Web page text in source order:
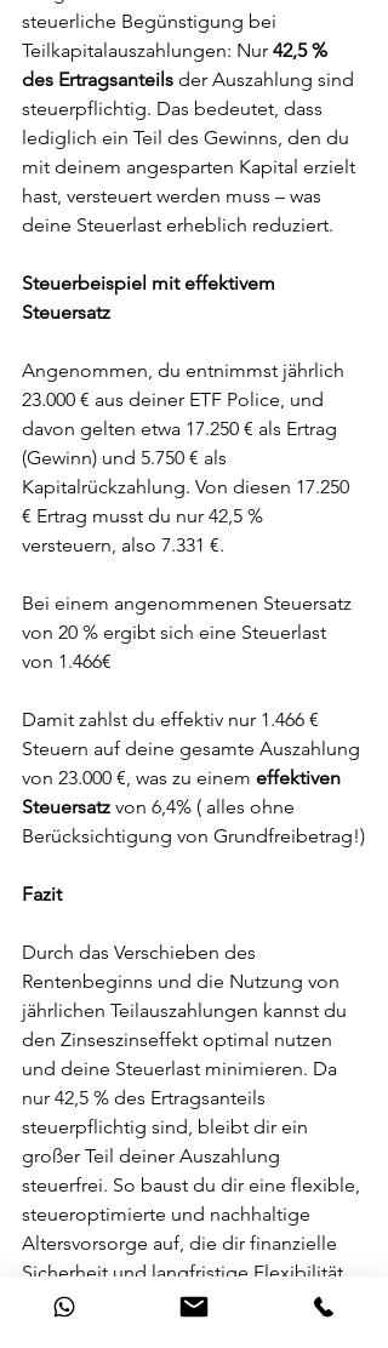
steuerliche Begünstigung bei
Teilkapitalauszahlungen: Nur 42,5 %
des Ertragsanteils der Auszahlung sind
steuerpflichtig. Das bedeutet, dass
lediglich ein Teil des Gewinns, den du
mit deinem angesparten Kapital erzielt
hast, versteuert werden muss – was
deine Steuerlast erheblich reduziert.
Steuerbeispiel mit effektivem
Steuersatz
Angenommen, du entnimmst jährlich
23.000 € aus deiner ETF Police, und
davon gelten etwa 17.250 € als Ertrag
(Gewinn) und 5.750 € als
Kapitalrückzahlung. Von diesen 17.250
€ Ertrag musst du nur 42,5 %
versteuern, also 7.331 €.
Bei einem angenommenen Steuersatz
von 20 % ergibt sich eine Steuerlast
von 1.466€
Damit zahlst du effektiv nur 1.466 €
Steuern auf deine gesamte Auszahlung
von 23.000 €, was zu einem effektiven
Steuersatz von 6,4% ( alles ohne
Berücksichtigung von Grundfreibetrag!)
Fazit
Durch das Verschieben des
Rentenbeginns und die Nutzung von
jährlichen Teilauszahlungen kannst du
den Zinseszinseffekt optimal nutzen
und deine Steuerlast minimieren. Da
nur 42,5 % des Ertragsanteils
steuerpflichtig sind, bleibt dir ein
großer Teil deiner Auszahlung
steuerfrei. So baust du dir eine flexible,
steueroptimierte und nachhaltige
Altersvorsorge auf, die dir finanzielle
Sicherheit und langfristige Flexibilität
im Ruhestand bietet.